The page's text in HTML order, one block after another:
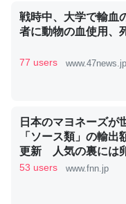
これを元に考えると
─ニュース :: 【研究発表
いのか」に関する新仮説
戦時中、大学で輸
者に動物の血使用、
77 users www.47news.jp
日本のマヨネーズ
「ソース類」の輸出
更新 人気の裏には
メリカでは“日本風”
53 users www.fnn.jp